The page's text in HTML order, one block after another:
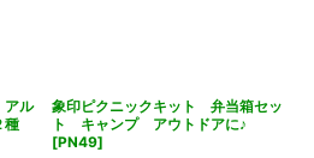
ル
種
象印ピクニックキット 弁当箱セッ
ト キャンプ アウトドアに♪
[PN49]